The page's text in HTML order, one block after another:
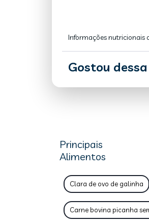
Informações nutricionais
Gostou
Principais
Alimentos
Clara de ovo de galinha
Carne bovina picanha